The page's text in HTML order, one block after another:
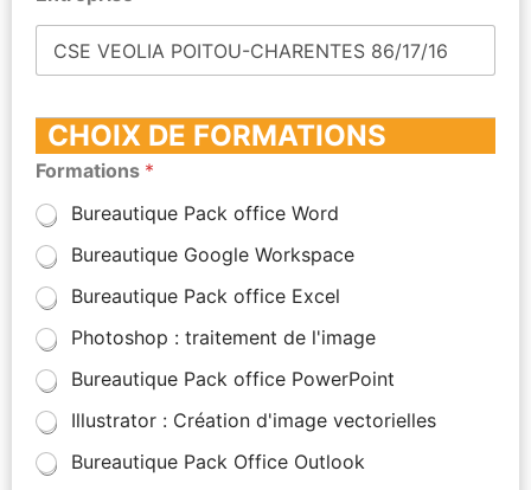
CHOIX DE FORMATIONS
Formations *
Bureautique Pack office Word
Bureautique Google Workspace
Bureautique Pack office Excel
Photoshop : traitement de l'image
Bureautique Pack office PowerPoint
Illustrator : Création d'image vectorielles
Bureautique Pack Office Outlook